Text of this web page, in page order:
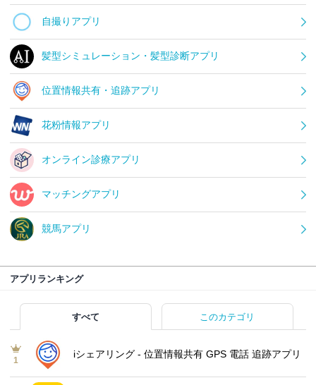
自撮りアプリ
髪型シミュレーション・髪型診断アプリ
位置情報共有・追跡アプリ
花粉情報アプリ
オンライン診療アプリ
マッチングアプリ
競馬アプリ
アプリランキング
すべて このカテゴリ
1
iシェアリング - 位置情報共有 GPS 電話 追跡アプリ